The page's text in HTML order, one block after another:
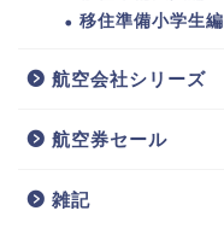
移住準備小学生編
航空会社シリーズ
航空券セール
雑記